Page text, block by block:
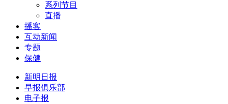
系列节目
直播
播客
互动新闻
专题
保健
新明日报
早报俱乐部
电子报